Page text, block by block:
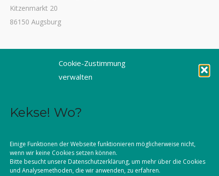
Cookie-Zustimmung
verwalten
Kekse! Wo?
Einige Funktionen der Webseite funktionieren möglicherweise nicht,
wenn wir keine Cookies setzen können.
Bitte besucht unsere Datenschutzerklärung, um mehr über die Cookies
und Analysemethoden, die wir anwenden, zu erfahren.
Kitzenmarkt 20
86150 Augsburg
Fax 0821 3166-3459
E-Mail: dioezesanstelle@kljb-augsburg.de
Impressum
Kontakt